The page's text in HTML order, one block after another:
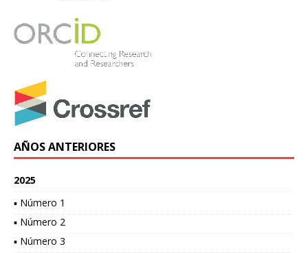
AÑOS ANTERIORES
2025
▪ Número 1
▪ Número 2
▪ Número 3